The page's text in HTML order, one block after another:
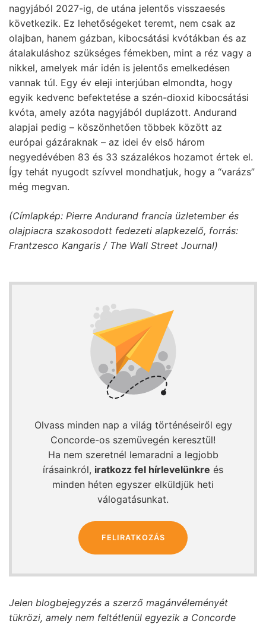
nagyjából 2027-ig, de utána jelentős visszaesés
következik. Ez lehetőségeket teremt, nem csak az
olajban, hanem gázban, kibocsátási kvótákban és az
átalakuláshoz szükséges fémekben, mint a réz vagy a
nikkel, amelyek már idén is jelentős emelkedésen
vannak túl. Egy év eleji interjúban elmondta, hogy
egyik kedvenc befektetése a szén-dioxid kibocsátási
kvóta, amely azóta nagyjából duplázott. Andurand
alapjai pedig – köszönhetően többek között az
európai gázáraknak – az idei év első három
negyedévében 83 és 33 százalékos hozamot értek el.
Így tehát nyugodt szívvel mondhatjuk, hogy a “varázs”
még megvan.
(Címlapkép: Pierre Andurand francia üzletember és
olajpiacra szakosodott fedezeti alapkezelő, forrás:
Frantzesco Kangaris / The Wall Street Journal)
Olvass minden nap a világ történéseiről egy
Concorde-os szemüvegén keresztül!
Ha nem szeretnél lemaradni a legjobb
írásainkról, iratkozz fel hírlevelünkre és
minden héten egyszer elküldjük heti
válogatásunkat.
FELIRATKOZÁS
Jelen blogbejegyzés a szerző magánvéleményét
tükrözi, amely nem feltétlenül egyezik a Concorde